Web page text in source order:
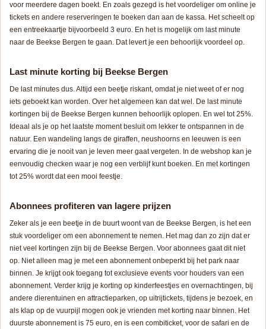
voor meerdere dagen boekt. En zoals gezegd is het voordeliger om online je
tickets en andere reserveringen te boeken dan aan de kassa. Het scheelt op
een entreekaartje bijvoorbeeld 3 euro. En het is mogelijk om last minute
naar de Beekse Bergen te gaan. Dat levert je een behoorlijk voordeel op.
Last minute korting bij Beekse Bergen
De last minutes dus. Altijd een beetje riskant, omdat je niet weet of er nog
iets geboekt kan worden. Over het algemeen kan dat wel. De last minute
kortingen bij de Beekse Bergen kunnen behoorlijk oplopen. En wel tot 25%.
Ideaal als je op het laatste moment besluit om lekker te ontspannen in de
natuur. Een wandeling langs de giraffen, neushoorns en leeuwen is een
ervaring die je nooit van je leven meer gaat vergeten. In de webshop kan je
eenvoudig checken waar je nog een verblijf kunt boeken. En met kortingen
tot 25% wordt dat een mooi feestje.
Abonnees profiteren van lagere prijzen
Zeker als je een beetje in de buurt woont van de Beekse Bergen, is het een
stuk voordeliger om een abonnement te nemen. Het mag dan zo zijn dat er
niet veel kortingen zijn bij de Beekse Bergen. Voor abonnees gaat dit niet
op. Niet alleen mag je met een abonnement onbeperkt bij het park naar
binnen. Je krijgt ook toegang tot exclusieve events voor houders van een
abonnement. Verder krijg je korting op kinderfeestjes en overnachtingen, bij
andere dierentuinen en attractieparken, op uitrijtickets, tijdens je bezoek, en
als klap op de vuurpijl mogen ook je vrienden met korting naar binnen. Het
duurste abonnement is 75 euro, en is een combiticket, voor de safari en de